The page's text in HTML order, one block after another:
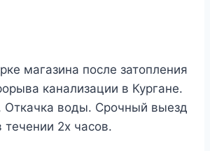
магазина после затопления
канализации в Кургане.
Откачка воды. Срочный выезд
течении 2х часов.